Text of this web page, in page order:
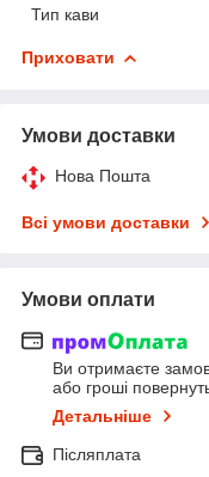
Тип кави
Приховати
Умови доставки
Нова Пошта
Всі умови доставки
Умови оплати
Ви отримаєте
або гроші
Детальніше
Післяплата